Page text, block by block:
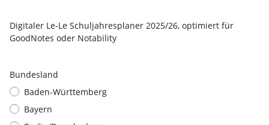
Digitaler Le-Le Schuljahresplaner 2025/26, optimiert für
GoodNotes oder Notability
Bundesland
Baden-Württemberg
Bayern